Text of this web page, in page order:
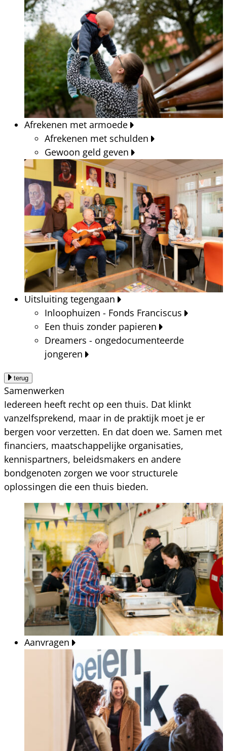
Afrekenen met armoede
Afrekenen met schulden
Gewoon geld geven
Uitsluiting tegengaan
Inloophuizen - Fonds Franciscus
Een thuis zonder papieren
Dreamers - ongedocumenteerde
jongeren
terug
Samenwerken
Iedereen heeft recht op een thuis. Dat klinkt
vanzelfsprekend, maar in de praktijk moet je er
bergen voor verzetten. En dat doen we. Samen met
financiers, maatschappelijke organisaties,
kennispartners, beleidsmakers en andere
bondgenoten zorgen we voor structurele
oplossingen die een thuis bieden.
Aanvragen